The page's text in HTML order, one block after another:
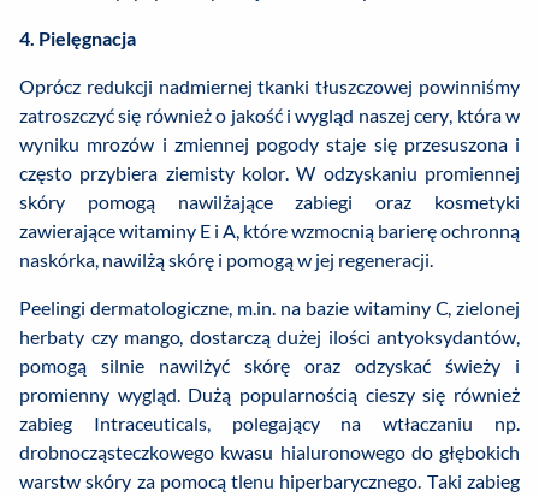
4. Pielęgnacja
Oprócz redukcji nadmiernej tkanki tłuszczowej powinniśmy
zatroszczyć się również o jakość i wygląd naszej cery, która w
wyniku mrozów i zmiennej pogody staje się przesuszona i
często przybiera ziemisty kolor. W odzyskaniu promiennej
skóry pomogą nawilżające zabiegi oraz kosmetyki
zawierające witaminy E i A, które wzmocnią barierę ochronną
naskórka, nawilżą skórę i pomogą w jej regeneracji.
Peelingi dermatologiczne, m.in. na bazie witaminy C, zielonej
herbaty czy mango, dostarczą dużej ilości antyoksydantów,
pomogą silnie nawilżyć skórę oraz odzyskać świeży i
promienny wygląd. Dużą popularnością cieszy się również
zabieg Intraceuticals, polegający na wtłaczaniu np.
drobnocząsteczkowego kwasu hialuronowego do głębokich
warstw skóry za pomocą tlenu hiperbarycznego. Taki zabieg